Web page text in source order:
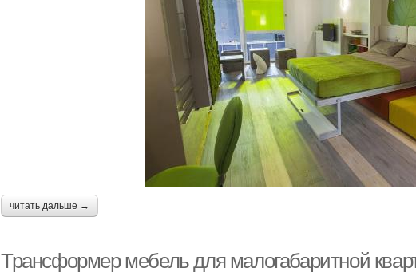
читать дальше →
Трансформер мебель для малогабаритной